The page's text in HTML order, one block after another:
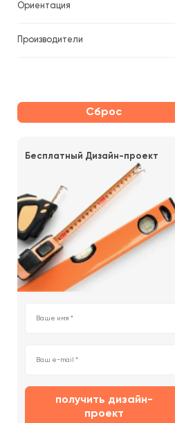
Ориентация
Производители
Сброс
Бесплатный Дизайн-проект
получить дизайн-
проект